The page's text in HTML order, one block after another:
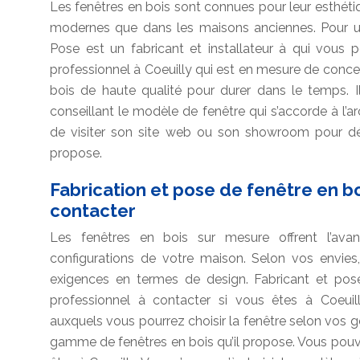
Les fenêtres en bois sont connues pour leur
modernes que dans les maisons anciennes.
Pose est un fabricant et installateur à qui vous
professionnel à Coeuilly qui est en mesure de
bois de haute qualité pour durer dans le temps.
conseillant le modèle de fenêtre qui s’accorde à
de visiter son site web ou son showroom pour
propose.
Fabrication et pose de fenêtre en
contacter
Les fenêtres en bois sur mesure offrent
configurations de votre maison. Selon vos
exigences en termes de design. Fabricant et
professionnel à contacter si vous êtes à
auxquels vous pourrez choisir la fenêtre selon vos
gamme de fenêtres en bois qu’il propose. Vous